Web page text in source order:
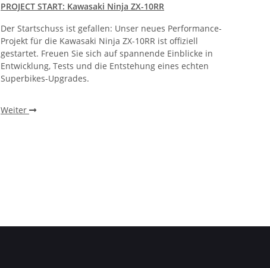
PROJECT START: Kawasaki Ninja ZX-10RR
Der Startschuss ist gefallen: Unser neues Performance-
Projekt für die Kawasaki Ninja ZX-10RR ist offiziell
gestartet. Freuen Sie sich auf spannende Einblicke in
Entwicklung, Tests und die Entstehung eines echten
Superbikes-Upgrades.
Weiter